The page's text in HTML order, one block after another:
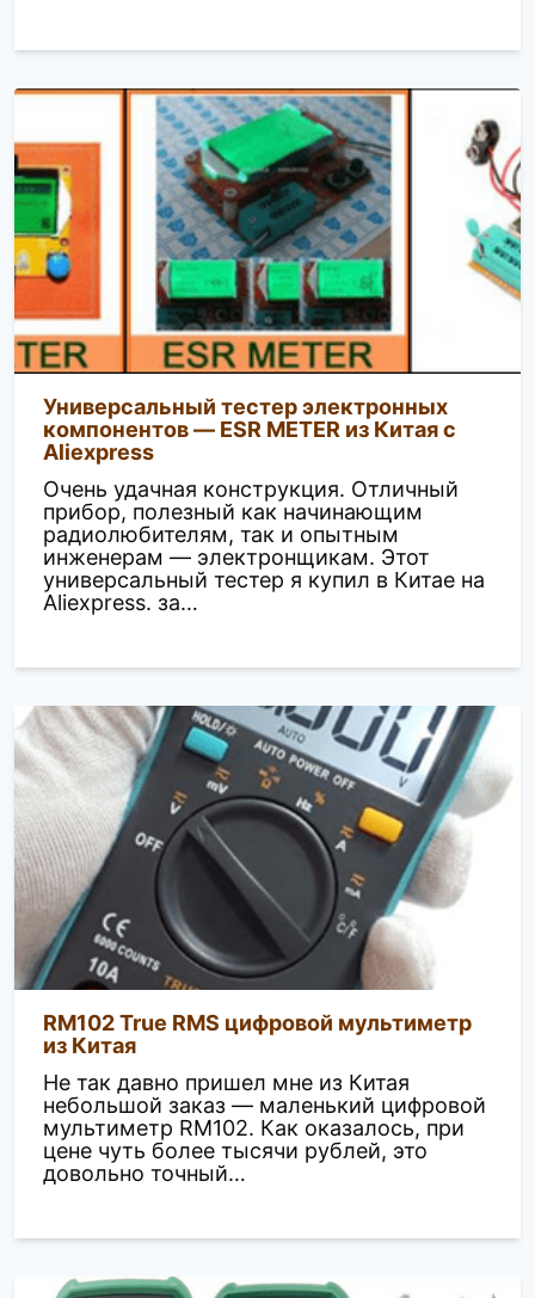
Универсальный тестер электронных
компонентов — ESR METER из Китая с
Aliexpress
Очень удачная конструкция. Отличный
прибор, полезный как начинающим
радиолюбителям, так и опытным
инженерам — электронщикам. Этот
универсальный тестер я купил в Китае на
Aliexpress. за…
RM102 True RMS цифровой мультиметр
из Китая
Не так давно пришел мне из Китая
небольшой заказ — маленький цифровой
мультиметр RM102. Как оказалось, при
цене чуть более тысячи рублей, это
довольно точный…